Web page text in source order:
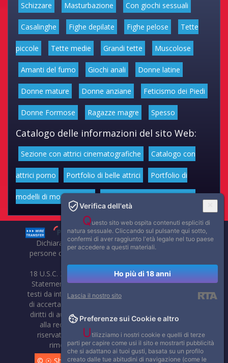
Schizzare Masturbazione Con giochi sessuali
Casalinghe Fighe depilate Fighe pelose Tette
piccole Tette medie Grandi tette Muscolose
Amanti del fumo Giochi anali Donne latine
Donne mature Donne anziane Feticismo dei Piedi
Donne Formose Ragazze magre Spesso
Catalogo delle informazioni del sito Web:
Sezione con attrici cinematografiche Catalogo con
attrici porno Portfolio di belle attrici Portfolio di
modelli di moda volgari Affascinanti star dello sport
Dichiarazione di non responsabilità: tutti i membri e le
persone che compaiono su questo sito hanno almeno 18
anni.
18 U.S.C. 2257 Record-Keeping Requirements Compliance
Statement. Affaritaliani, prima di pubblicare foto, video o
testi da internet, compie tutte le opportune verifiche al fine
di accertarne il libero regime di circolazione e non violare i
diritti di autore o altri diritti esclusivi di terzi. Per segnalare
alla redazione eventuali errori nell'uso del materiale
riservato, scriveteci: provvederemo prontamente alla
rimozione del materiale lesivo di diritti di terzi.
© ☉ Show di Sesso VivoCam. 2014 - 2026. Tutti i diritti
Verifica dell'età
Questo sito web ospita contenuti espliciti di
natura sessuale. Cliccando sul pulsante qui sotto,
confermi di aver raggiunto l'età legale nel tuo paese
per accedere a questi materiali.
Ho più di 18 anni
Lascia il nostro sito
Preferenze sui Cookie e altro
Utilizziamo i nostri cookie e quelli di terze
parti per capire come usi il sito e mostrarti pubblicità
che si adattano ai tuoi gusti, basata su un profilo
creato dalle tue abitudini di navigazione (come le